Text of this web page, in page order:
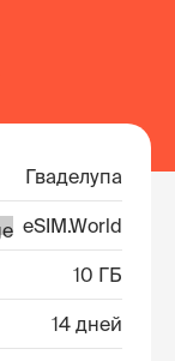
Гваделупа
eSIM.World
10 ГБ
14 дней